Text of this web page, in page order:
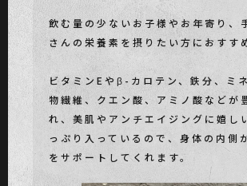
飲む量の少ないお子様やお年寄り、
さんの栄養素を摂りたい方におすす
ビタミンEやβ-カロテン、鉄分、ミ
物繊維、クエン酸、アミノ酸などが
れ、美肌やアンチエイジングに嬉し
っぷり入っているので、身体の内側
をサポートしてくれます。